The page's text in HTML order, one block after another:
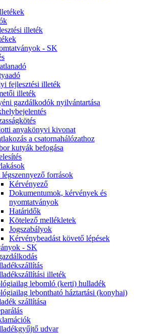
illeték
- SK
fejlesztési illeték
illeték
gazdálkodók nyilvántartása
anyakönyvi kivonat
a csatornahálózathoz
kutyák befogása
források
Kérvényező
Dokumentumok, kérvények és
nyomtatványok
Határidők
Kötelező mellékletek
Jogszabályok
Kérvénybeadást követő lépések
- SK
illeték
lebomló (kerti) hulladék
lebontható háztartási (konyhai)
szállítása
udvar